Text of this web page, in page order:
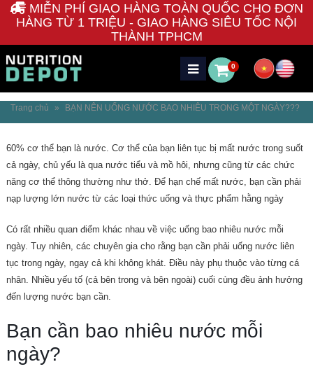
MIỄN PHÍ GIAO HÀNG TOÀN QUỐC CHO ĐƠN
HÀNG TỪ 1 TRIỆU - GIAO HÀNG SIÊU TỐC NỘI
THÀNH TPHCM
0
Trang chủ » BẠN NÊN UỐNG NƯỚC BAO NHIÊU TRONG MỘT NGÀY???
60% cơ thể bạn là nước. Cơ thể của bạn liên tục bị mất nước trong suốt
cả ngày, chủ yếu là qua nước tiểu và mồ hôi, nhưng cũng từ các chức
năng cơ thể thông thường như thở. Để hạn chế mất nước, bạn cần phải
nạp lượng lớn nước từ các loại thức uống và thực phẩm hằng ngày
Có rất nhiều quan điểm khác nhau về việc uống bao nhiêu nước mỗi
ngày. Tuy nhiên, các chuyên gia cho rằng bạn cần phải uống nước liên
tục trong ngày, ngay cả khi không khát. Điều này phụ thuộc vào từng cá
nhân. Nhiều yếu tố (cả bên trong và bên ngoài) cuối cùng đều ảnh hưởng
đến lượng nước bạn cần.
Bạn cần bao nhiêu nước mỗi
ngày?